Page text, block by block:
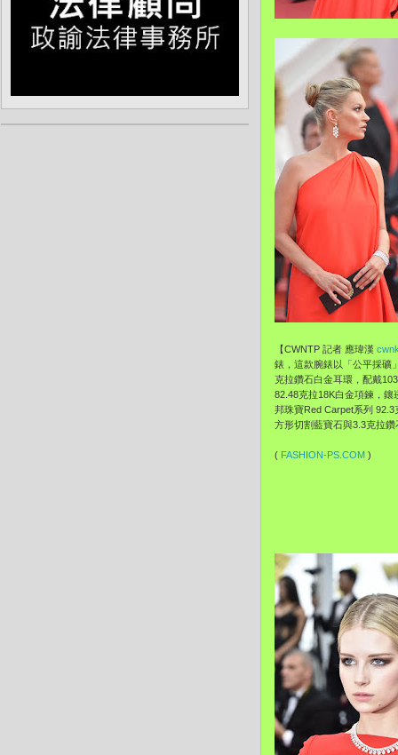
【CWNTP 記者 應瑋漢
錶，這款腕錶以「公平採礦
克拉鑽石白金耳環，配戴
82.48克拉18K白金項鍊，
邦珠寶Red Carpet系列
方形切割藍寶石與3.3克拉鑽
( FASHION-PS.COM )